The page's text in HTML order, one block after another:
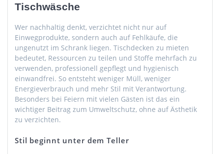
Tischwäsche
Wer nachhaltig denkt, verzichtet nicht nur auf
Einwegprodukte, sondern auch auf Fehlkäufe, die
ungenutzt im Schrank liegen. Tischdecken zu mieten
bedeutet, Ressourcen zu teilen und Stoffe mehrfach zu
verwenden, professionell gepflegt und hygienisch
einwandfrei. So entsteht weniger Müll, weniger
Energieverbrauch und mehr Stil mit Verantwortung.
Besonders bei Feiern mit vielen Gästen ist das ein
wichtiger Beitrag zum Umweltschutz, ohne auf Ästhetik
zu verzichten.
Stil beginnt unter dem Teller